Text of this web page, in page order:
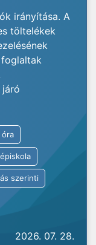
irányítása. A
töltelékek
foglaltak
óra
szerinti
2026. 07. 28.